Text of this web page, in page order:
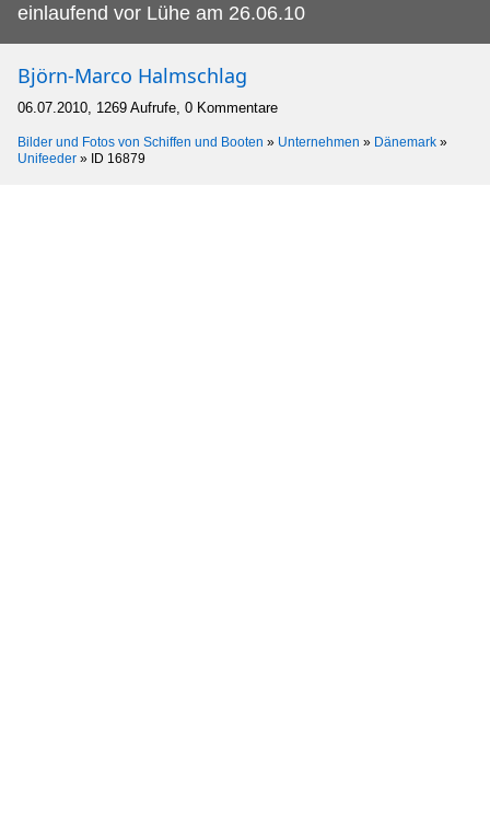
einlaufend vor Lühe am 26.06.10
Björn-Marco Halmschlag
06.07.2010, 1269 Aufrufe, 0 Kommentare
Bilder und Fotos von Schiffen und Booten » Unternehmen » Dänemark »
Unifeeder » ID 16879